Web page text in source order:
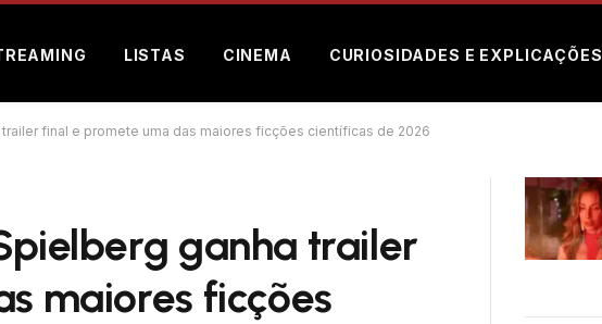
LISTAS CINEMA CURIOSIDADES E EXPLICAÇÕES
final e promete uma das maiores ficções científicas de 2026
ganha trailer
maiores ficções